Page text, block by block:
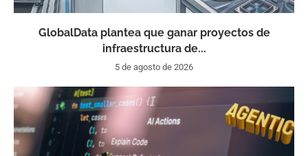
GlobalData plantea que ganar proyectos de
infraestructura de...
5 de agosto de 2026